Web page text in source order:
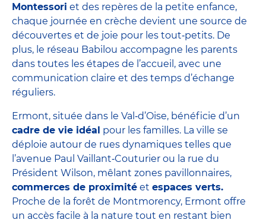
Montessori et des repères de la petite enfance,
chaque journée en crèche devient une source de
découvertes et de joie pour les tout‑petits. De
plus, le réseau Babilou accompagne les parents
dans toutes les étapes de l’accueil, avec une
communication claire et des temps d’échange
réguliers.
Ermont, située dans le Val‑d’Oise, bénéficie d’un
cadre de vie idéal pour les familles. La ville se
déploie autour de rues dynamiques telles que
l’avenue Paul Vaillant‑Couturier ou la rue du
Président Wilson, mêlant zones pavillonnaires,
commerces de proximité et espaces verts.
Proche de la forêt de Montmorency, Ermont offre
un accès facile à la nature tout en restant bien